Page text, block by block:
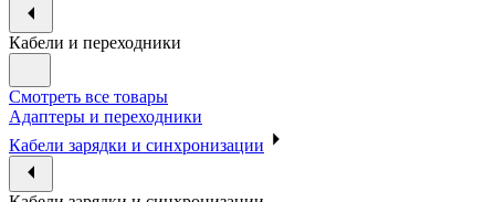
Кабели и переходники
Смотреть все товары
Адаптеры и переходники
Кабели зарядки и синхронизации